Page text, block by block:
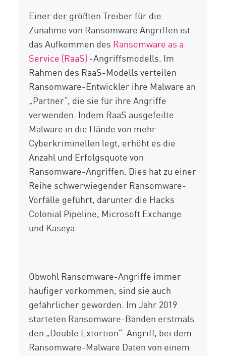
Einer der größten Treiber für die
Zunahme von Ransomware Angriffen ist
das Aufkommen des Ransomware as a
Service (RaaS) -Angriffsmodells. Im
Rahmen des RaaS-Modells verteilen
Ransomware-Entwickler ihre Malware an
„Partner“, die sie für ihre Angriffe
verwenden. Indem RaaS ausgefeilte
Malware in die Hände von mehr
Cyberkriminellen legt, erhöht es die
Anzahl und Erfolgsquote von
Ransomware-Angriffen. Dies hat zu einer
Reihe schwerwiegender Ransomware-
Vorfälle geführt, darunter die Hacks
Colonial Pipeline, Microsoft Exchange
und Kaseya.
Obwohl Ransomware-Angriffe immer
häufiger vorkommen, sind sie auch
gefährlicher geworden. Im Jahr 2019
starteten Ransomware-Banden erstmals
den „Double Extortion“-Angriff, bei dem
Ransomware-Malware Daten von einem